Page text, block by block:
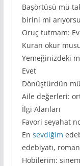
Başörtüsü mü
birini mi
Oruç tutmam:
Kuran okur
Yemeğinizdeki
Evet
Dönüştürdün
Aile değerleri:
İlgi Alanları
Favori seyahat
En sevdiğim
edebiyatı,
Hobilerim: